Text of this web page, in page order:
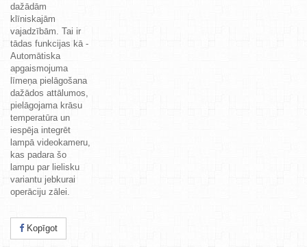
dažādām
klīniskajām
vajadzībām. Tai ir
tādas funkcijas kā -
Automātiska
apgaismojuma
līmeņa pielāgošana
dažādos attālumos,
pielāgojama krāsu
temperatūra un
iespēja integrēt
lampā videokameru,
kas padara šo
lampu par lielisku
variantu jebkurai
operāciju zālei.
Kopīgot